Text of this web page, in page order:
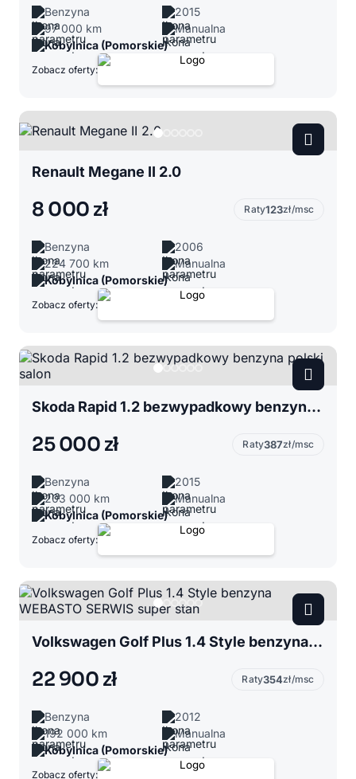
Benzyna
2015
97 000 km
Manualna
Kobylnica (Pomorskie)
Zobacz oferty:
Renault Megane II 2.0
8 000 zł Raty123zł/msc
Benzyna
2006
224 700 km
Manualna
Kobylnica (Pomorskie)
Zobacz oferty:
Skoda Rapid 1.2 bezwypadkowy benzyna polski salon
25 000 zł Raty387zł/msc
Benzyna
2015
203 000 km
Manualna
Kobylnica (Pomorskie)
Zobacz oferty:
Volkswagen Golf Plus 1.4 Style benzyna WEBASTO SERWIS super stan
22 900 zł Raty354zł/msc
Benzyna
2012
192 000 km
Manualna
Kobylnica (Pomorskie)
Zobacz oferty: